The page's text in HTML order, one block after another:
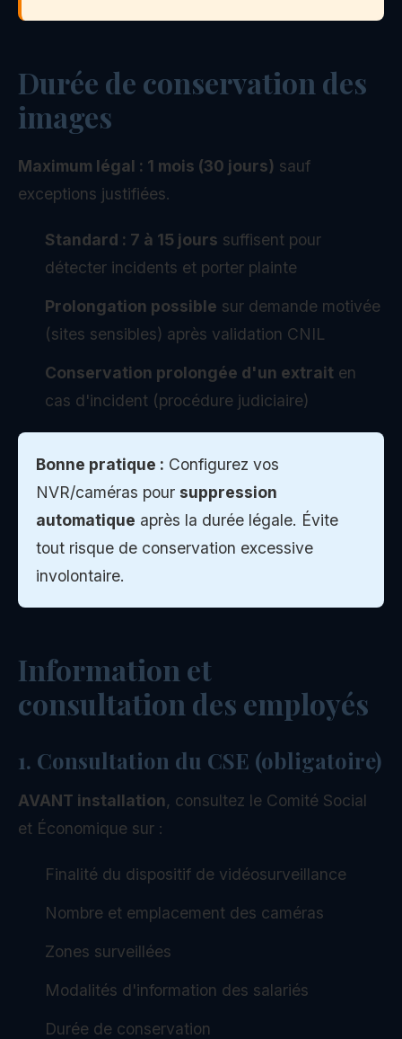
Durée de conservation des
images
Maximum légal : 1 mois (30 jours) sauf
exceptions justifiées.
Standard : 7 à 15 jours suffisent pour
détecter incidents et porter plainte
Prolongation possible sur demande motivée
(sites sensibles) après validation CNIL
Conservation prolongée d'un extrait en
cas d'incident (procédure judiciaire)
Bonne pratique : Configurez vos
NVR/caméras pour suppression
automatique après la durée légale. Évite
tout risque de conservation excessive
involontaire.
Information et
consultation des employés
1. Consultation du CSE (obligatoire)
AVANT installation, consultez le Comité Social
et Économique sur :
Finalité du dispositif de vidéosurveillance
Nombre et emplacement des caméras
Zones surveillées
Modalités d'information des salariés
Durée de conservation